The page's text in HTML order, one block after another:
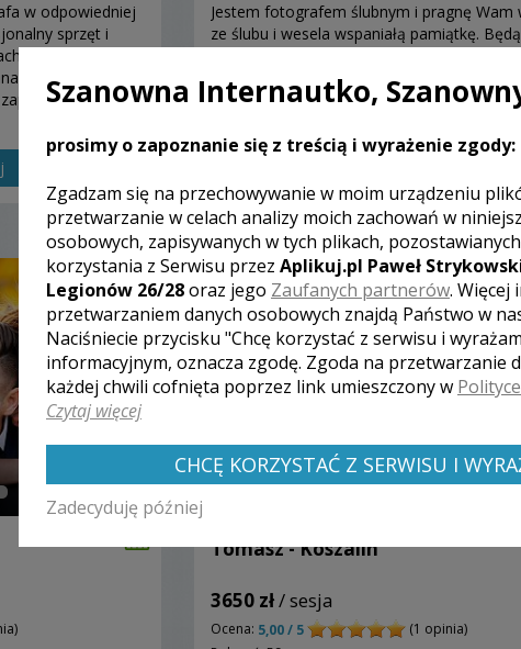
w odpowiedniej
sprzęt i
w naturalnej
historię o
na
Jestem fotografem ślubnym i pragnę Wam
ze ślubu i wesela wspaniałą pamiątkę.
przygotowania do ślubu, błogosławieństwo,
ceremonię ślubu w kościele lub w USC
Tomasz - Koszalin
3650 zł/ sesja
Ocena: 5,00 / 5
(1 opinia)
Szanowna Internautko,
prosimy o zapoznanie się z treścią i wyrażenie zgody:
Zgadzam się na przechowywanie w moim urządzeniu
przetwarzanie w celach analizy moich zachowań w
osobowych, zapisywanych w tych plikach,
korzystania z Serwisu przez Aplikuj.pl Paweł
Legionów 26/28oraz jego Zaufanych partnerów. Więcej
przetwarzaniem danych osobowych znajdą Państwo w
Naciśniecie przycisku "Chcę korzystać z serwisu i
informacyjnym, oznacza zgodę. Zgoda na przetwarzanie
każdej chwili cofnięta poprzez link umieszczony w
Czytaj więcej
CHCĘ KORZYSTAĆ Z SERWISU I
Zadecyduję później